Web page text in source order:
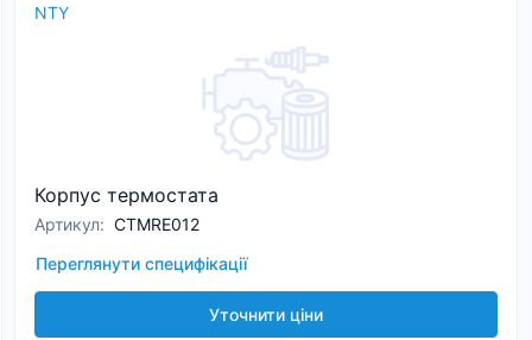
NTY
Корпус термостата
Артикул: CTMRE012
Переглянути специфікації
Уточнити ціни